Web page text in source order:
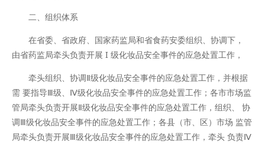
二、组织体系
在省委、省政府、国家药监局和省食药安委组织、协调下，
由省药监局牵头负责开展 I 级化妆品安全事件的应急处置工作，
牵头组织、协调Ⅱ级化妆品安全事件的应急处置工作，并根据
需 要指导Ⅲ级、Ⅳ级化妆品安全事件的应急处置工作；各市市场监
管局牵头负责开展Ⅱ级化妆品安全事件的应急处置工作，组织、 协
调Ⅲ级化妆品安全事件的应急处置工作；各县（市、区）市场 监管
局牵头负责开展Ⅲ级化妆品安全事件的应急处置工作，牵头 负责Ⅳ